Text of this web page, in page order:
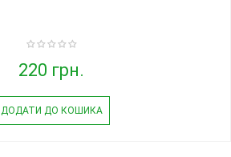
220 грн.
ДОДАТИ ДО КОШИКА